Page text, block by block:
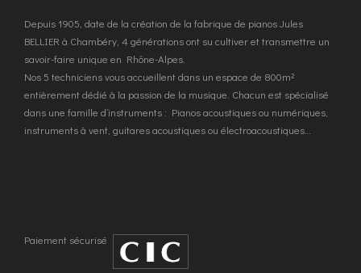
Depuis 1905, date de la création de la fabrique de pianos Jules
BELLIER à Chambéry, 4 générations ont su cultiver et transmettre un
savoir-faire unique en Rhône-Alpes.
Nos 5 techniciens vous accueillent dans un espace de 800m²
entièrement dédié à la passion de la musique. Chacun est spécialisé
dans une famille d’instruments : Pianos acoustiques ou numériques,
instruments à vent, guitares acoustiques ou électroacoustiques…
Paiement sécurisé